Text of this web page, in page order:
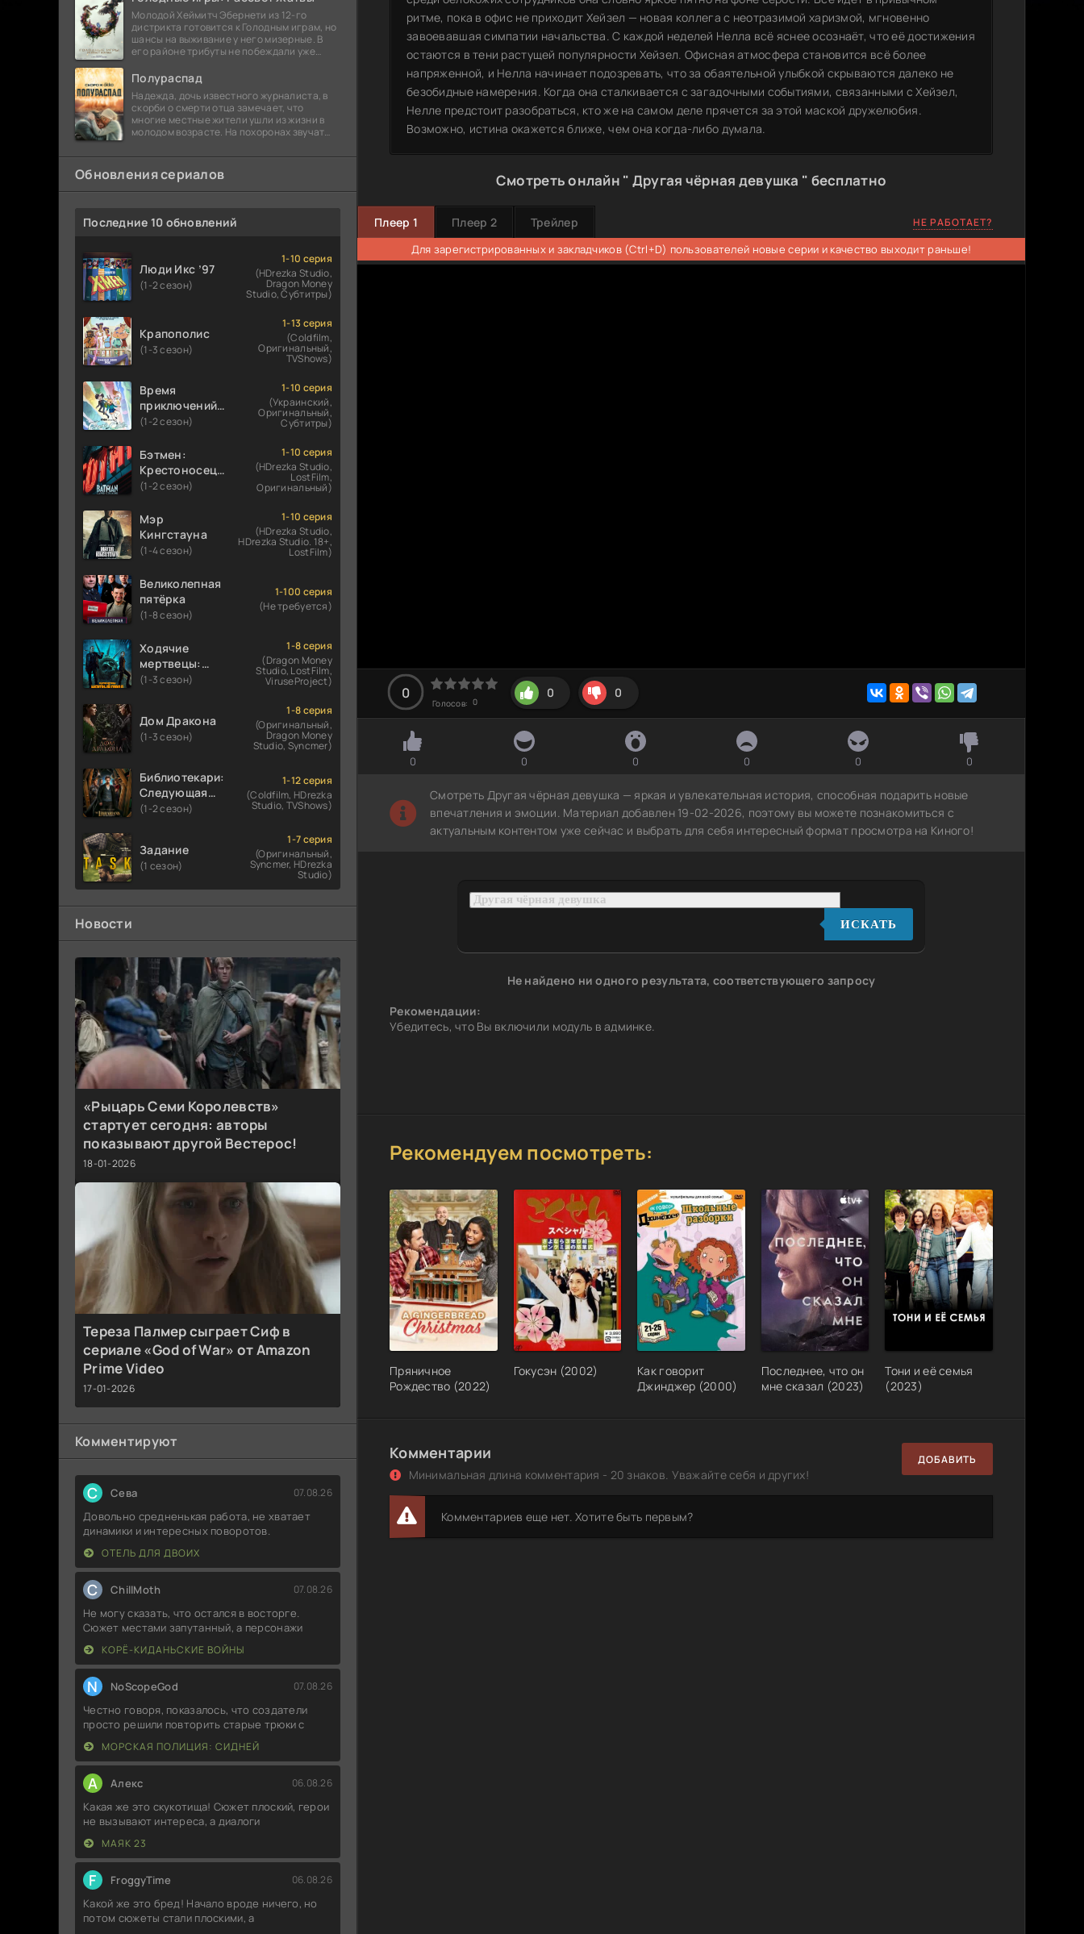
Молодой Хеймитч Эбернети из 12-го
дистрикта готовится к Голодным играм, но
шансы на выживание у него мизерные. В
его районе трибуты не побеждали уже
безнадежности.
Полураспад
Надежда, дочь известного журналиста, в
скорби о смерти отца замечает, что
многие местные жители ушли из жизни в
молодом возрасте. На похоронах звучат
Обновления сериалов
Последние 10 обновлений
Люди Икс ’97
(1-2 сезон)
1-10 серия
(HDrezka Studio,
Dragon Money
Studio, Субтитры)
Крапополис
(1-3 сезон)
1-13 серия
(Coldfilm,
Оригинальный,
TVShows)
Время
приключений:
Фионна и Кейк
(1-2 сезон)
1-10 серия
(Украинский,
Оригинальный,
Субтитры)
Бэтмен:
Крестоносец в
плаще
(1-2 сезон)
1-10 серия
(HDrezka Studio,
LostFilm,
Оригинальный)
Мэр
Кингстауна
(1-4 сезон)
1-10 серия
(HDrezka Studio,
HDrezka Studio. 18+,
LostFilm)
Великолепная
пятёрка
(1-8 сезон)
1-100 серия
(Не требуется)
Ходячие
мертвецы:
Мертвый
(1-3 сезон)
1-8 серия
(Dragon Money
Studio, LostFilm,
ViruseProject)
Дом Дракона
(1-3 сезон)
1-8 серия
(Оригинальный,
Dragon Money
Studio, Syncmer)
Библиотекари:
Следующая
глава
(1-2 сезон)
1-12 серия
(Coldfilm, HDrezka
Studio, TVShows)
Задание
(1 сезон)
1-7 серия
(Оригинальный,
Syncmer, HDrezka
Studio)
Новости
«Рыцарь Семи Королевств»
стартует сегодня: авторы
показывают другой Вестерос!
18-01-2026
Тереза Палмер сыграет Сиф в
сериале «God of War» от Amazon
Prime Video
17-01-2026
Комментируют
С Севa 07.08.26
Довольно средненькая работа, не хватает
динамики и интересных поворотов.
ОТЕЛЬ ДЛЯ ДВОИХ
C ChillMoth 07.08.26
Не могу сказать, что остался в восторге.
Сюжет местами запутанный, а персонажи
КОРЁ-КИДАНЬСКИЕ ВОЙНЫ
N NoScopeGod 07.08.26
Честно говоря, показалось, что создатели
просто решили повторить старые трюки с
МОРСКАЯ ПОЛИЦИЯ: СИДНЕЙ
А Алекс 06.08.26
Какая же это скукотища! Сюжет плоский, герои
не вызывают интереса, а диалоги
МАЯК 23
F FroggyTime 06.08.26
Какой же это бред! Начало вроде ничего, но
потом сюжеты стали плоскими, а
ритме, пока в офис не приходит Хейзел — новая коллега с неотразимой харизмой, мгновенно
завоевавшая симпатии начальства. С каждой неделей Нелла всё яснее осознаёт, что её достижения
остаются в тени растущей популярности Хейзел. Офисная атмосфера становится всё более
напряженной, и Нелла начинает подозревать, что за обаятельной улыбкой скрываются далеко не
безобидные намерения. Когда она сталкивается с загадочными событиями, связанными с Хейзел,
Нелле предстоит разобраться, кто же на самом деле прячется за этой маской дружелюбия.
Возможно, истина окажется ближе, чем она когда-либо думала.
Смотреть онлайн " Другая чёрная девушка " бесплатно
Плеер 1 Плеер 2 Трейлер НЕ РАБОТАЕТ?
Для зарегистрированных и закладчиков (Ctrl+D) пользователей новые серии и качество выходит раньше!
0
Голосов: 0
0 0
0 0 0 0 0 0
Смотреть Другая чёрная девушка — яркая и увлекательная история, способная подарить новые
впечатления и эмоции. Материал добавлен 19-02-2026, поэтому вы можете познакомиться с
актуальным контентом уже сейчас и выбрать для себя интересный формат просмотра на Киного!
ИСКАТЬ
Не найдено ни одного результата, соответствующего запросу
Рекомендации:
Убедитесь, что Вы включили модуль в админке.
Рекомендуем посмотреть:
Пряничное
Рождество (2022)
Гокусэн (2002)
Как говорит
Джинджер (2000)
Последнее, что он
мне сказал (2023)
Тони и её семья
(2023)
Комментарии
Минимальная длина комментария - 20 знаков. Уважайте себя и других!
ДОБАВИТЬ
Комментариев еще нет. Хотите быть первым?